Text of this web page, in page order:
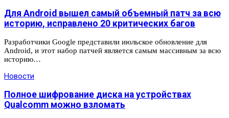
Для Android вышел самый объемный патч за всю
историю, исправлено 20 критических багов
Разработчики Google представили июльское обновление для
Android, и этот набор патчей является самым массивным за всю
историю…
Новости
Полное шифрование диска на устройствах
Qualcomm можно взломать